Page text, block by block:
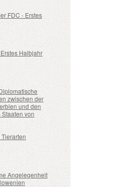
FDC - Erstes
Halbjahr
zwischen der
und den
von
Angelegenheit